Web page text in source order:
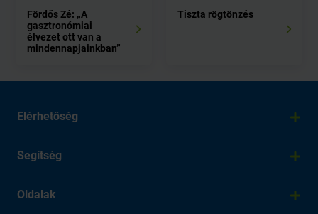
Fördős Zé: „A
gasztronómiai
élvezet ott van a
mindennapjainkban”
Tiszta rögtönzés
Elérhetőség
Segítség
Oldalak